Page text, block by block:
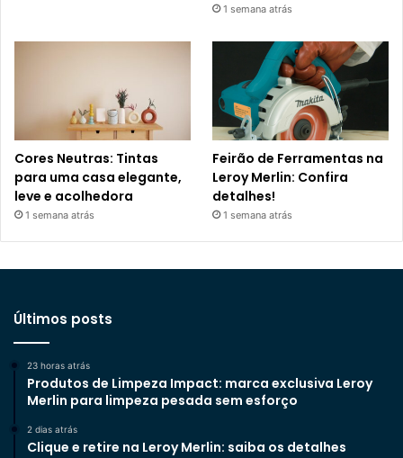
1 semana atrás
Cores Neutras: Tintas
para uma casa elegante,
leve e acolhedora
1 semana atrás
Feirão de Ferramentas na
Leroy Merlin: Confira
detalhes!
1 semana atrás
Últimos posts
23 horas atrás
Produtos de Limpeza Impact: marca exclusiva Leroy
Merlin para limpeza pesada sem esforço
2 dias atrás
Clique e retire na Leroy Merlin: saiba os detalhes